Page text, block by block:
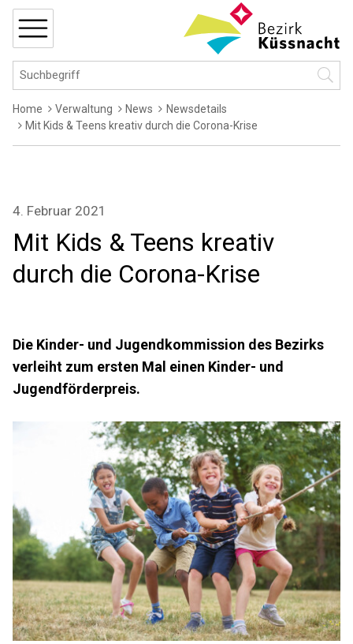
Navigieren in Küssnacht
Schnellnavigation
Hauptnavigation
Suchbegriff
Breadcrumb
Home Verwaltung News
Newsdetails
Mit Kids & Teens kreativ durch die Corona-Krise
Mit Kids & Teens kreativ
durch die Corona-Krise
4. Februar 2021
Die Kinder- und Jugendkommission des Bezirks
verleiht zum ersten Mal einen Kinder- und
Jugendförderpreis.